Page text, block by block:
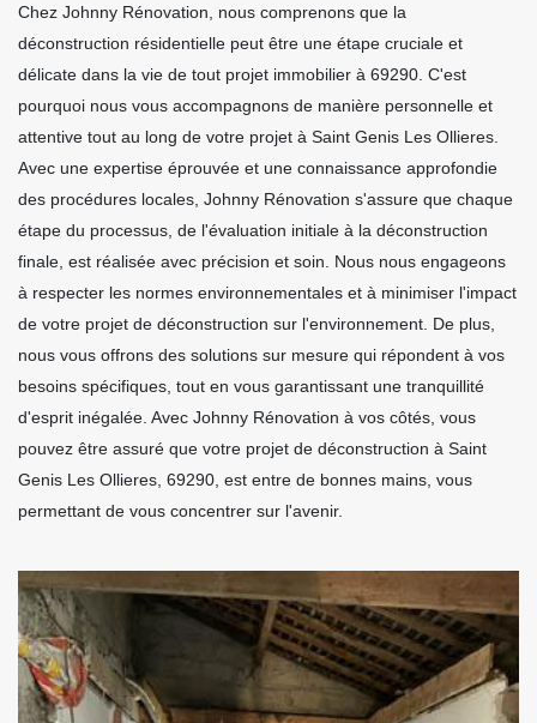
Chez Johnny Rénovation, nous comprenons que la
déconstruction résidentielle peut être une étape cruciale et
délicate dans la vie de tout projet immobilier à 69290. C'est
pourquoi nous vous accompagnons de manière personnelle et
attentive tout au long de votre projet à Saint Genis Les Ollieres.
Avec une expertise éprouvée et une connaissance approfondie
des procédures locales, Johnny Rénovation s'assure que chaque
étape du processus, de l'évaluation initiale à la déconstruction
finale, est réalisée avec précision et soin. Nous nous engageons
à respecter les normes environnementales et à minimiser l'impact
de votre projet de déconstruction sur l'environnement. De plus,
nous vous offrons des solutions sur mesure qui répondent à vos
besoins spécifiques, tout en vous garantissant une tranquillité
d'esprit inégalée. Avec Johnny Rénovation à vos côtés, vous
pouvez être assuré que votre projet de déconstruction à Saint
Genis Les Ollieres, 69290, est entre de bonnes mains, vous
permettant de vous concentrer sur l'avenir.